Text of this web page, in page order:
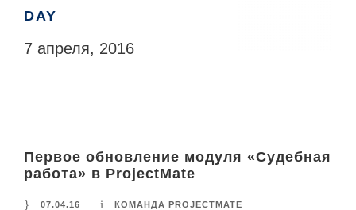
DAY
7 апреля, 2016
Первое обновление модуля «Судебная
работа» в ProjectMate
07.04.16 КОМАНДА PROJECTMATE